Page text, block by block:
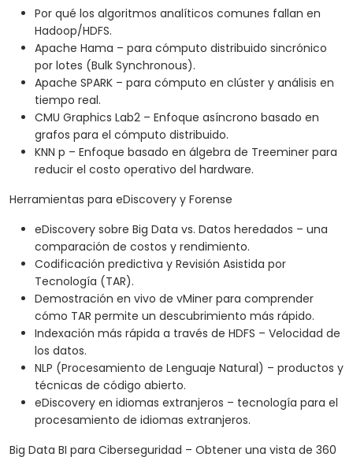
Por qué los algoritmos analíticos comunes fallan en
Hadoop/HDFS.
Apache Hama – para cómputo distribuido sincrónico
por lotes (Bulk Synchronous).
Apache SPARK – para cómputo en clúster y análisis en
tiempo real.
CMU Graphics Lab2 – Enfoque asíncrono basado en
grafos para el cómputo distribuido.
KNN p – Enfoque basado en álgebra de Treeminer para
reducir el costo operativo del hardware.
Herramientas para eDiscovery y Forense
eDiscovery sobre Big Data vs. Datos heredados – una
comparación de costos y rendimiento.
Codificación predictiva y Revisión Asistida por
Tecnología (TAR).
Demostración en vivo de vMiner para comprender
cómo TAR permite un descubrimiento más rápido.
Indexación más rápida a través de HDFS – Velocidad de
los datos.
NLP (Procesamiento de Lenguaje Natural) – productos y
técnicas de código abierto.
eDiscovery en idiomas extranjeros – tecnología para el
procesamiento de idiomas extranjeros.
Big Data BI para Ciberseguridad – Obtener una vista de 360